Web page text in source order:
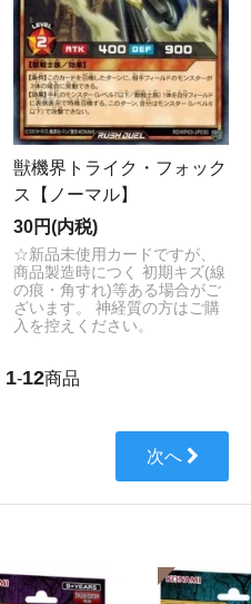
獣機界トライク・フォック
ス【ノーマル】
30円(内税)
☆新品未使用カードですが、
商品製造時につく 初期キズ(線
の痕・角すれ)等ある場合がご
ざいます。 神経質の方はご購
入を控えください。
1-12商品
次へ